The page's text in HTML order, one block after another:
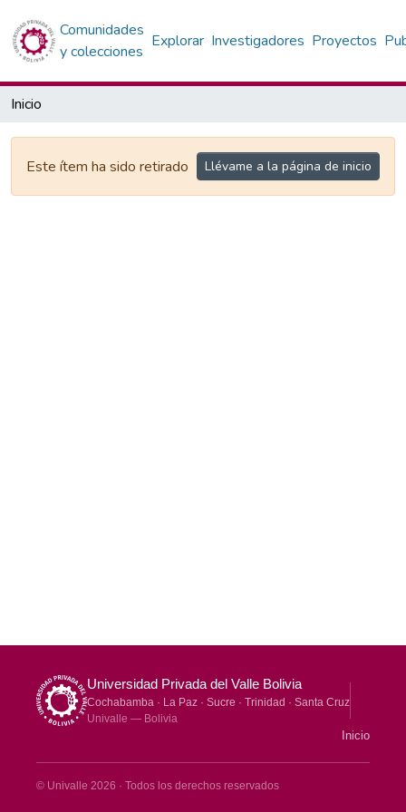
Comunidades
y colecciones
Explorar Investigadores Proyectos
Inicio
Este ítem ha sido retirado Llévame a la página de inicio
Universidad Privada del Valle Bolivia
Cochabamba · La Paz · Sucre · Trinidad · Santa Cruz
Univalle — Bolivia
Inicio
© Univalle 2026 · Todos los derechos reservados